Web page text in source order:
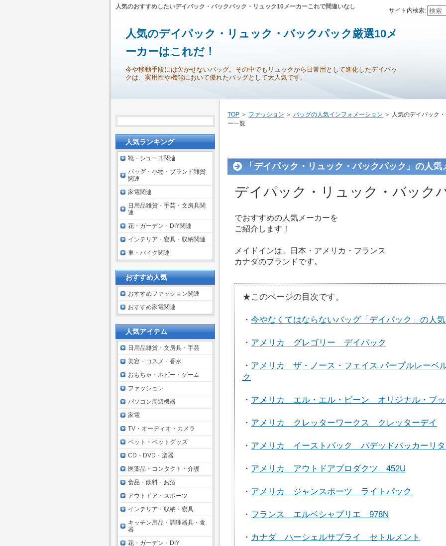
人気のおすすめしたいデイパック・バックパック・リュック10メーカーこれで間違いなし
人気のデイパック・リュック・バックパック厳選10メ
ーカーはこれだ！
今や移動手段には欠かせないバッグ。その中でもリュックから日常用として進化したデイパッ
クは、実用性や機能において優れたバッグとして大人気です。
TOP ＞ ファッション ＞ バッグの人気インフォメーション ＞ 人気のデイパック
ー一覧
「デイパック・リュック・バックパック」の人
デイパック・リュック・バック
でおすすめの人気メーカーを
ご紹介します！
メイドインは、日本・アメリカ・フランス
カナダのブランドです。
★このページの目次です。
・ 今やなくてはならないバッグ「デイパック」の人
・ アメリカ グレゴリー デイパック
・ アメリカ ザ・ノース・フェイス パープルレーベ
ク
・ アメリカ エル・エル・ビーン オリジナル・ブッ
・ アメリカ クレッターワークス クレッターデイ
・ アメリカ イーストパック パデッドパッカーリ
・ アメリカ アウトドアプロダクツ 452U
・ アメリカ ジャンスポーツ ライトパック
・ フランス エルベシャプリエ 978N
・ カナダ ハーシェルサプライ セトルメント
人気ランキング
靴・シューズ関連
バッグ・小物・ブランド雑貨
関連
家電関連
日用品雑貨・手芸・文房具関
連
花・ガーデン・DIY関連
インテリア・寝具・収納関連
車・バイク関連
おすすめ人気
おすすめファッション関連
おすすめ家電関連
人気アイテム
日用品雑貨・文房具・手芸
美容・コスメ・香水
おもちゃ・ホビー・ゲーム
ファッション
パソコン周辺機器
家電
TV・オーディオ・カメラ
ペット・ペットグッズ
CD・DVD・楽器
医薬品・コンタクト・介護
食品・飲料・お酒
アウトドア・スポーツ
インテリア・収納・寝具
キッチン用品・調理器具・食
器
花・ガーデン・DIY
サイト内検索: